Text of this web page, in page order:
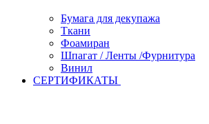
Бумага для декупажа
Ткани
Фоамиран
Шпагат / Ленты /Фурнитура
Винил
СЕРТИФИКАТЫ